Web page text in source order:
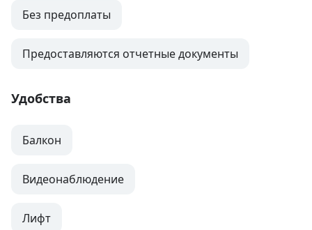
Без предоплаты
Предоставляются отчетные документы
Удобства
Балкон
Видеонаблюдение
Лифт